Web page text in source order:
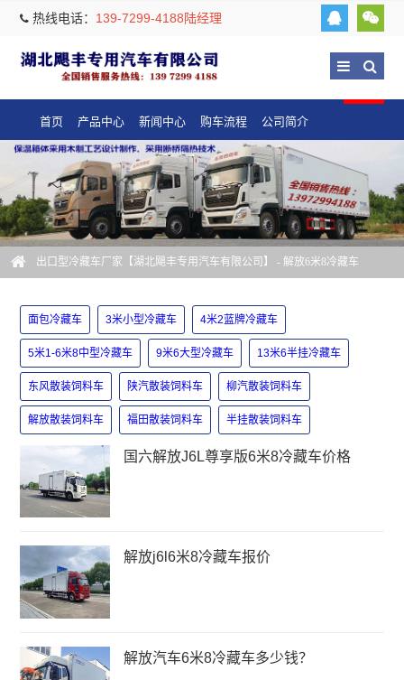
热线电话： 139-7299-4188陆经理
首页 产品中心 新闻中心 购车流程 公司简介
出口型冷藏车厂家【湖北飓丰专用汽车有限公司】 - 解放6米8冷藏车
面包冷藏车 3米小型冷藏车 4米2蓝牌冷藏车
5米1-6米8中型冷藏车 9米6大型冷藏车 13米6半挂冷藏车
东风散装饲料车 陕汽散装饲料车 柳汽散装饲料车
解放散装饲料车 福田散装饲料车 半挂散装饲料车
国六解放J6L尊享版6米8冷藏车价格
解放j6l6米8冷藏车报价
解放汽车6米8冷藏车多少钱？